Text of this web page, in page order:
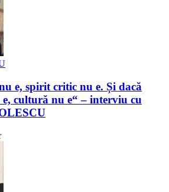
e, spirit critic nu e. Și dacă
cultură nu e“ – interviu cu